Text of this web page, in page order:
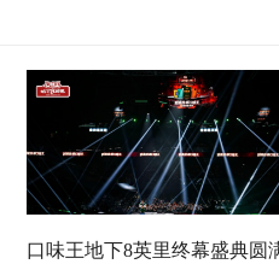
口味王地下8英里终幕盛典圆